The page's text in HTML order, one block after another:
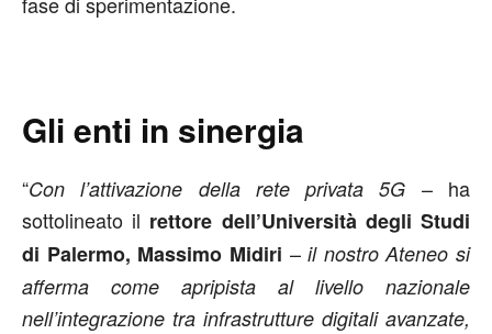
Gli enti in sinergia
“Con l’attivazione della rete privata 5G – ha
sottolineato il rettore dell’Università degli Studi
di Palermo, Massimo Midiri –il nostro Ateneo si
afferma come apripista al livello nazionale
nell’integrazione tra infrastrutture digitali avanzate,